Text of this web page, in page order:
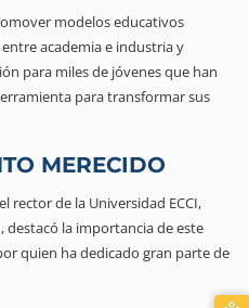
modelos educativos
academia e industria y
para miles de jóvenes que han
para transformar sus
MERECIDO
rector de la Universidad ECCI,
, destacó la importancia de este
quien ha dedicado gran parte de